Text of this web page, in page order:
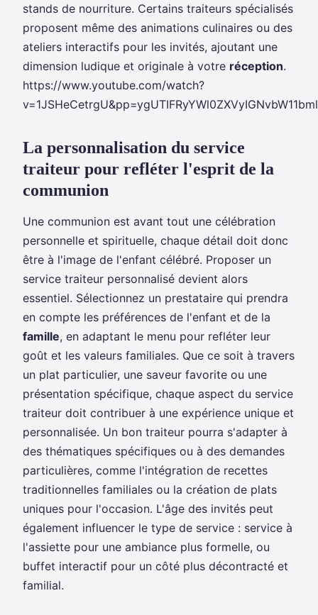
stands de nourriture. Certains traiteurs spécialisés
proposent même des animations culinaires ou des
ateliers interactifs pour les invités, ajoutant une
dimension ludique et originale à votre réception.
https://www.youtube.com/watch?
La personnalisation du service
traiteur pour refléter l'esprit de la
communion
Une communion est avant tout une célébration
personnelle et spirituelle, chaque détail doit donc
être à l'image de l'enfant célébré. Proposer un
service traiteur personnalisé devient alors
essentiel. Sélectionnez un prestataire qui prendra
en compte les préférences de l'enfant et de la
famille, en adaptant le menu pour refléter leur
goût et les valeurs familiales. Que ce soit à travers
un plat particulier, une saveur favorite ou une
présentation spécifique, chaque aspect du service
traiteur doit contribuer à une expérience unique et
personnalisée. Un bon traiteur pourra s'adapter à
des thématiques spécifiques ou à des demandes
particulières, comme l'intégration de recettes
traditionnelles familiales ou la création de plats
uniques pour l'occasion. L'âge des invités peut
également influencer le type de service : service à
l'assiette pour une ambiance plus formelle, ou
buffet interactif pour un côté plus décontracté et
familial.